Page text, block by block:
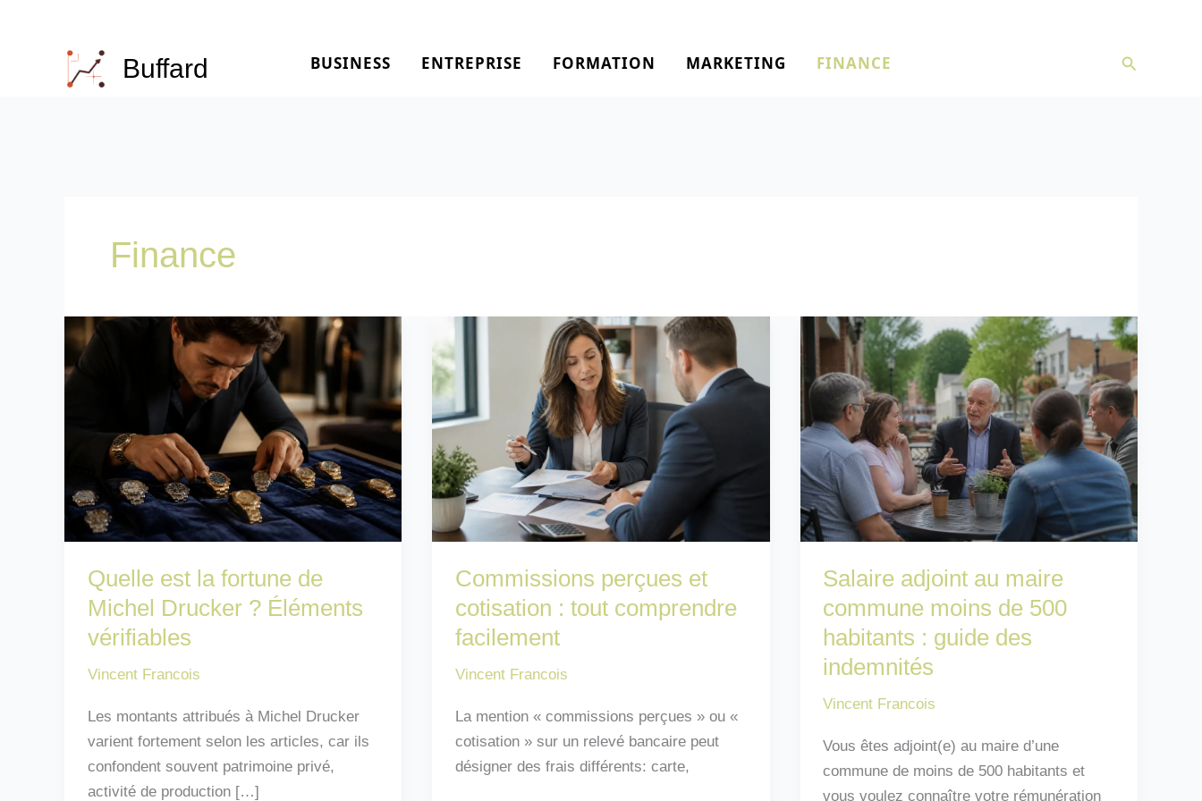
Buffard BUSINESS ENTREPRISE FORMATION MARKETING FINANCE
Finance
Quelle est la fortune de
Michel Drucker ? Éléments
vérifiables
Vincent Francois
Les montants attribués à Michel Drucker
varient fortement selon les articles, car ils
confondent souvent patrimoine privé,
activité de production […]
Commissions perçues et
cotisation : tout comprendre
facilement
Vincent Francois
La mention « commissions perçues » ou «
cotisation » sur un relevé bancaire peut
désigner des frais différents: carte,
Salaire adjoint au maire
commune moins de 500
habitants : guide des
indemnités
Vincent Francois
Vous êtes adjoint(e) au maire d’une
commune de moins de 500 habitants et
vous voulez connaître votre rémunération